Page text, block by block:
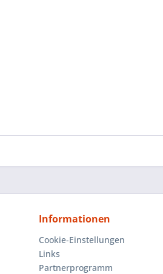
Informationen
Cookie-Einstellungen
Links
Partnerprogramm